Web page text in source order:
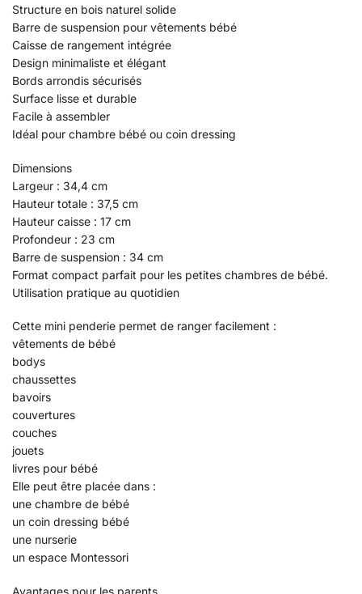
Structure en bois naturel solide
Barre de suspension pour vêtements bébé
Caisse de rangement intégrée
Design minimaliste et élégant
Bords arrondis sécurisés
Surface lisse et durable
Facile à assembler
Idéal pour chambre bébé ou coin dressing
Dimensions
Largeur : 34,4 cm
Hauteur totale : 37,5 cm
Hauteur caisse : 17 cm
Profondeur : 23 cm
Barre de suspension : 34 cm
Format compact parfait pour les petites chambres de bébé.
Utilisation pratique au quotidien
Cette mini penderie permet de ranger facilement :
vêtements de bébé
bodys
chaussettes
bavoirs
couvertures
couches
jouets
livres pour bébé
Elle peut être placée dans :
une chambre de bébé
un coin dressing bébé
une nurserie
un espace Montessori
Avantages pour les parents